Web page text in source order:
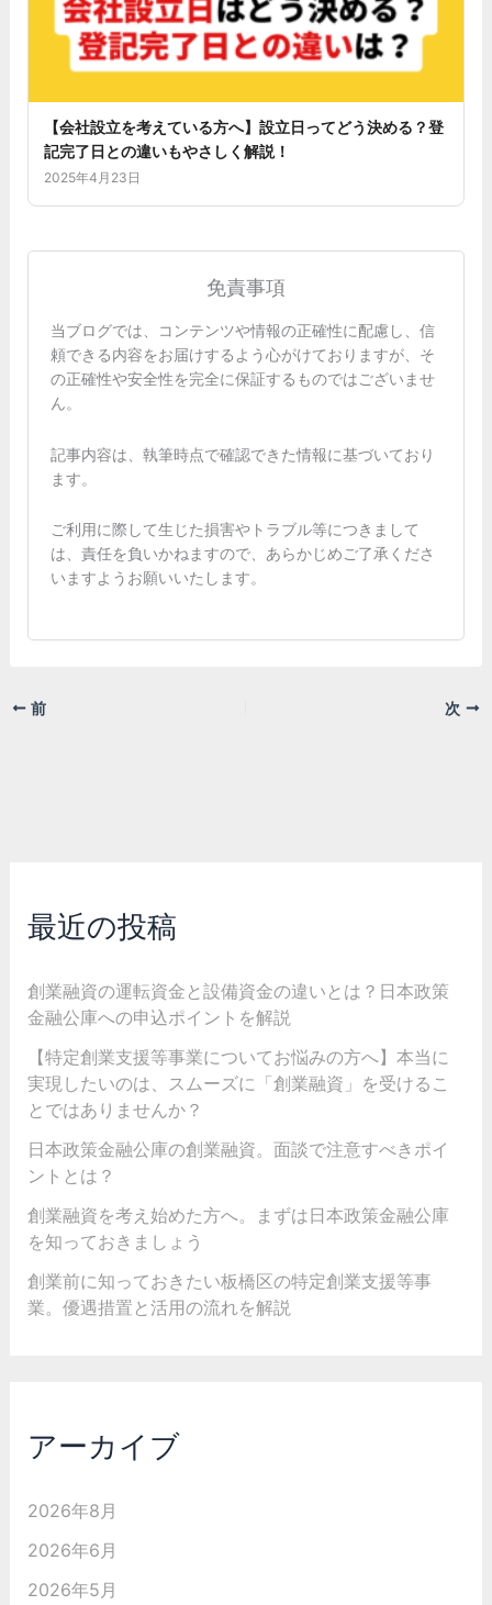
【会社設立を考えている方へ】設立日ってどう決める？登
記完了日との違いもやさしく解説！
2025年4月23日
免責事項
当ブログでは、コンテンツや情報の正確性に配慮し、信
頼できる内容をお届けするよう心がけておりますが、そ
の正確性や安全性を完全に保証するものではございませ
ん。
記事内容は、執筆時点で確認できた情報に基づいており
ます。
ご利用に際して生じた損害やトラブル等につきまして
は、責任を負いかねますので、あらかじめご了承くださ
いますようお願いいたします。
前 次
最近の投稿
創業融資の運転資金と設備資金の違いとは？日本政策
金融公庫への申込ポイントを解説
【特定創業支援等事業についてお悩みの方へ】本当に
実現したいのは、スムーズに「創業融資」を受けるこ
とではありませんか？
日本政策金融公庫の創業融資。面談で注意すべきポイ
ントとは？
創業融資を考え始めた方へ。まずは日本政策金融公庫
を知っておきましょう
創業前に知っておきたい板橋区の特定創業支援等事
業。優遇措置と活用の流れを解説
アーカイブ
2026年8月
2026年6月
2026年5月